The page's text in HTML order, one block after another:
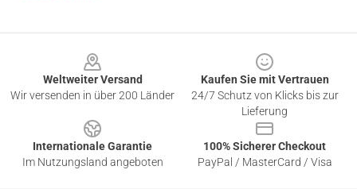
Weltweiter Versand
Wir versenden in über 200 Länder
Kaufen Sie mit Vertrauen
24/7 Schutz von Klicks bis zur
Lieferung
Internationale Garantie
Im Nutzungsland angeboten
100% Sicherer Checkout
PayPal / MasterCard / Visa